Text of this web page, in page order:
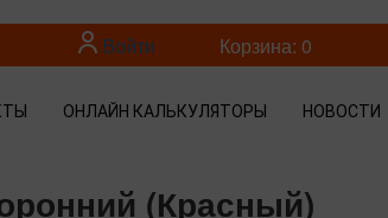
Войти Корзина: 0
ОНЛАЙН КАЛЬКУЛЯТОРЫ НОВОСТИ
(Красный)